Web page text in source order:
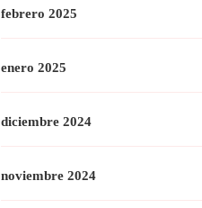
febrero 2025
enero 2025
diciembre 2024
noviembre 2024